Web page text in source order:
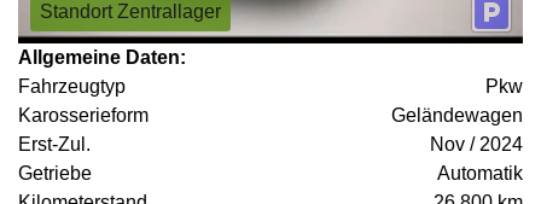
Standort Zentrallager
Allgemeine Daten:
Fahrzeugtyp
Pkw
Karosserieform
Geländewagen
Erst-Zul.
Nov / 2024
Getriebe
Automatik